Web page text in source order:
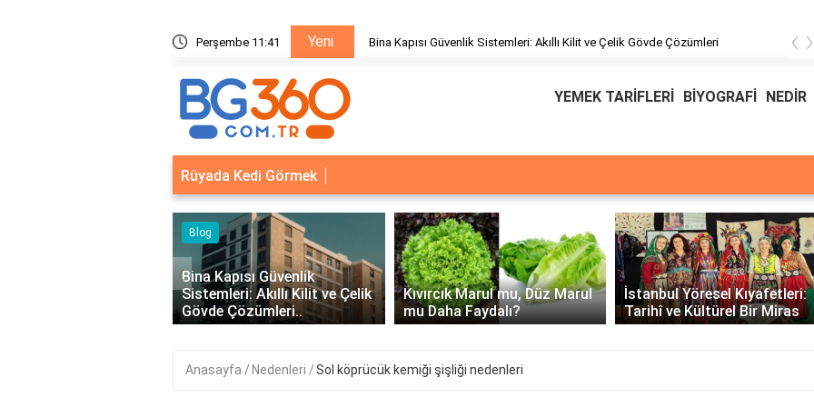
Perşembe 11:42 Yeni
Sistemleri: Akıllı Kilit ve Çelik Gövde Çözümleri Bina Kapısı Güvenlik Sistemleri: Akıllı Kilit ve Çelik Gövde Çözümleri ‹ ›
YEMEK TARİFLERİ BİYOGRAFİ NEDİR
Rüyada Kedi Görmek
Sistemleri: Akıllı Kilit ve Çelik
Kıvırcık Marul mu, Düz Marul
mu Daha Faydalı?
İstanbul Yöresel Kıyafetleri:
Tarihî ve Kültürel Bir Miras
Üssü
E Üssünün İntegrali
Matematiksel
Örnekler
‹
Anasayfa Nedenleri Sol köprücük kemiği şişliği nedenleri